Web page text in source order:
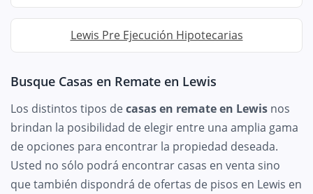
Lewis Pre Ejecución Hipotecarias
Busque Casas en Remate en Lewis
Los distintos tipos decasas en remate en Lewis nos
brindan la posibilidad de elegir entre una amplia gama
de opciones para encontrar la propiedad deseada.
Usted no sólo podrá encontrar casas en venta sino
que también dispondrá de ofertas de pisos en Lewis en